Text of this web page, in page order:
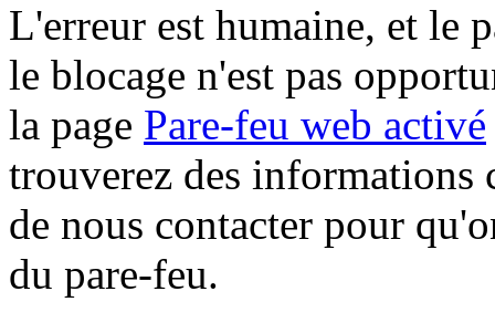
L'erreur est humaine, et le
le blocage n'est pas
la page Pare-feu web activé
trouverez des informations
de nous contacter pour
du pare-feu.